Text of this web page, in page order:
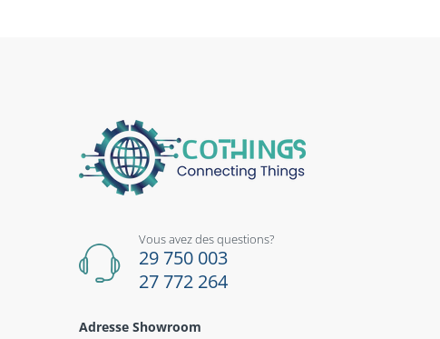
Vous avez des questions?
29 750 003
27 772 264
Adresse Showroom